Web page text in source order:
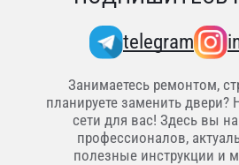
telegram
Занимаетесь ремонтом,
планируете заменить
сети для вас! Здесь вы
профессионалов,
полезные инструкции и